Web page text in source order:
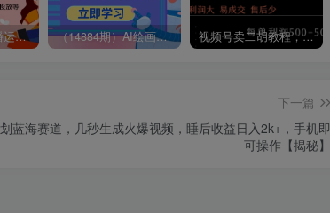
（14882期）直播运营全流程课程-5月更新：从起号、话术设计、罗盘运营到微付费投放等 （14884期）AI绘画进阶课，涵盖电商摄影等多领域，PS操作与AI工具使用全面教学 视频号卖二胡教程，利润大 易成交 售后少，一单利润5张+
下一篇
蓝海赛道，几秒生成火爆视频，睡后收益日入2k+，手机即
可操作【揭秘】